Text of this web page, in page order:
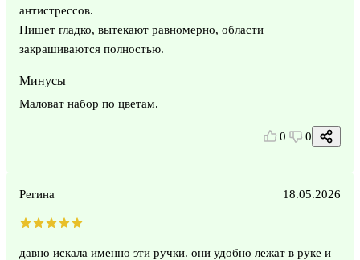
антистрессов.
Пишет гладко, вытекают равномерно, области
закрашиваются полностью.
Минусы
Маловат набор по цветам.
0 0
Регина 18.05.2026
давно искала именно эти ручки. они удобно лежат в руке и